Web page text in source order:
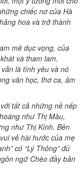
chiếc nơ của Hà
hoa và trở thành
mê dục vọng, của
và tham lam.
là tình yêu và nó
văn học, thơ ca, âm
tất cả những nề nếp
như Thị Màu,
như Thị Kính. Bên
vẻ hài hước của mẹ
có “Lý Thông” đủ
ngữ Chèo đầy bản